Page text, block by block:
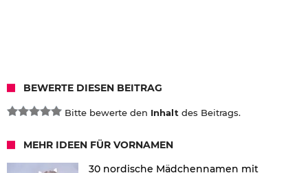
BEWERTE DIESEN BEITRAG
Bitte bewerte den Inhalt des Beitrags.
MEHR IDEEN FÜR VORNAMEN
30 nordische Mädchennamen mit